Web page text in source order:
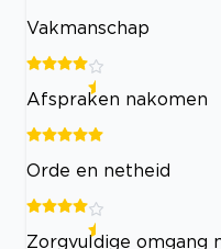
Vakmanschap
Afspraken nakomen
Orde en netheid
Zorgvuldige omgang